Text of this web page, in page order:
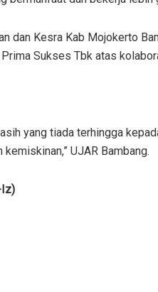
dan Kesra Kab Mojokerto
Sukses Tbk atas
yang tiada terhingga
UJAR Bambang.
Iz)